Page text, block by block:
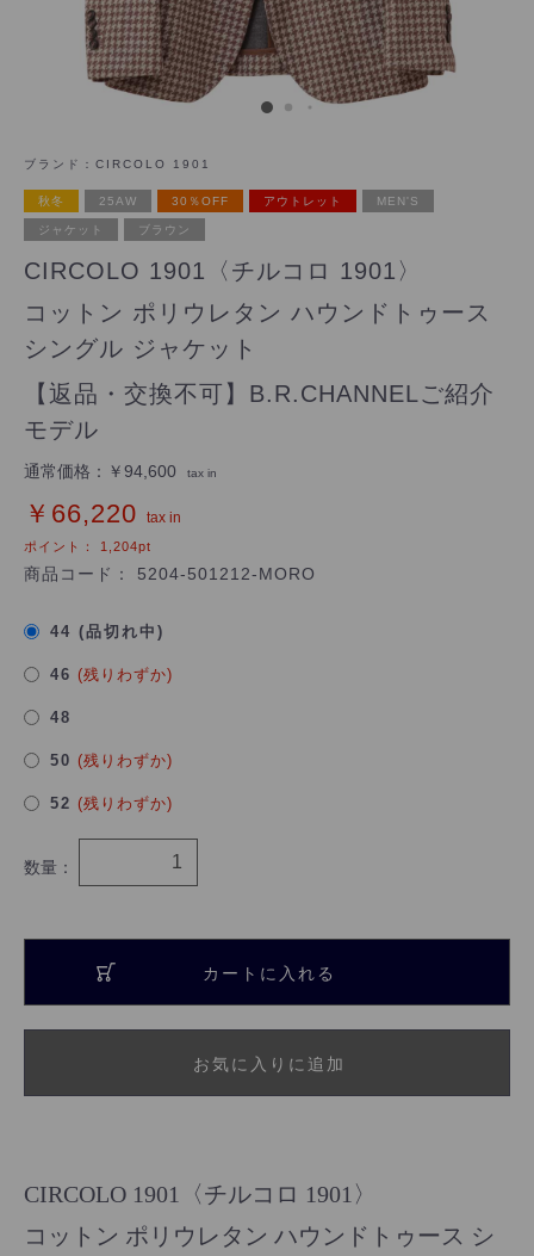
ブランド： CIRCOLO 1901
秋冬 25AW 30％OFF アウトレット MEN'S
ジャケット ブラウン
CIRCOLO 1901〈チルコロ 1901〉
コットン ポリウレタン ハウンドトゥース
シングル ジャケット
【返品・交換不可】B.R.CHANNELご紹介
モデル
通常価格： ￥94,600 tax in
￥66,220 tax in
ポイント： 1,204pt
商品コード： 5204-501212-MORO
44 (品切れ中)
46 (残りわずか)
48
50 (残りわずか)
52 (残りわずか)
数量：
カートに入れる
お気に入りに追加
CIRCOLO 1901〈チルコロ 1901〉
コットン ポリウレタン ハウンドトゥース シ